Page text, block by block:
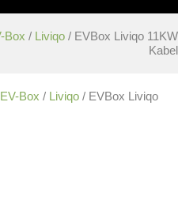
Box / Liviqo / EVBox Liviqo 11KW
Kabel
EV-Box / Liviqo / EVBox Liviqo